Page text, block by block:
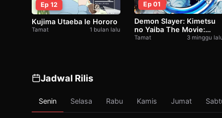
Ep 12
Kujima Utaeba Ie Hororo
Tamat 1 bulan lalu
Ep 01
Demon Slayer: Kimetsu
no Yaiba The Movie:
Mugen Train
Tamat 3 minggu
Jadwal Rilis
Senin Selasa Rabu Kamis Jumat